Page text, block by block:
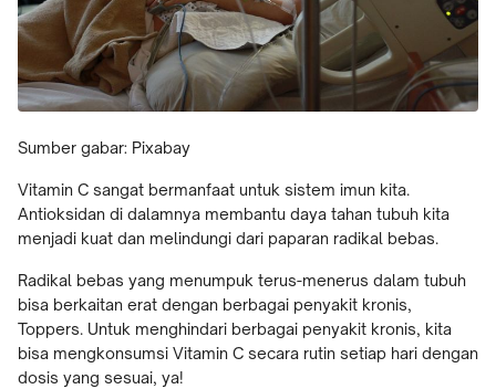
Sumber gabar: Pixabay
Vitamin C sangat bermanfaat untuk sistem imun kita.
Antioksidan di dalamnya membantu daya tahan tubuh kita
menjadi kuat dan melindungi dari paparan radikal bebas.
Radikal bebas yang menumpuk terus-menerus dalam tubuh
bisa berkaitan erat dengan berbagai penyakit kronis,
Toppers. Untuk menghindari berbagai penyakit kronis, kita
bisa mengkonsumsi Vitamin C secara rutin setiap hari dengan
dosis yang sesuai, ya!